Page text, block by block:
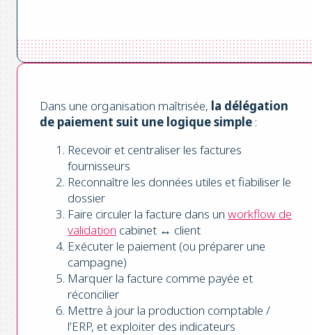
Dans une organisation maîtrisée, la délégation
de paiement suit une logique simple :
Recevoir et centraliser les factures
fournisseurs
Reconnaître les données utiles et fiabiliser le
dossier
Faire circuler la facture dans un workflow de
validation cabinet ↔ client
Exécuter le paiement (ou préparer une
campagne)
Marquer la facture comme payée et
réconcilier
Mettre à jour la production comptable /
l’ERP, et exploiter des indicateurs